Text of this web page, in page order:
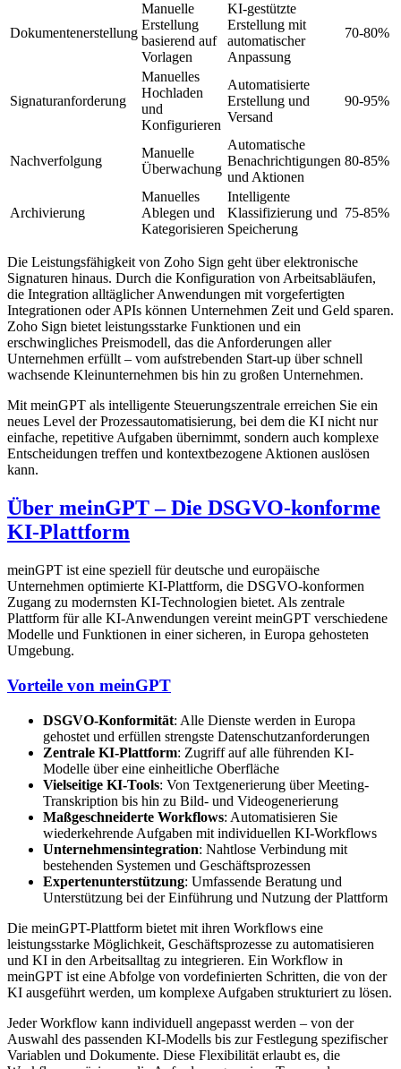
Dokumentenerstellung
Manuelle
Erstellung
basierend auf
Vorlagen
KI-gestützte
Erstellung mit
automatischer
Anpassung
70-80%
Signaturanforderung
Manuelles
Hochladen
und
Konfigurieren
Automatisierte
Erstellung und
Versand
90-95%
Nachverfolgung
Manuelle
Überwachung
Automatische
Benachrichtigungen
und Aktionen
80-85%
Archivierung
Manuelles
Ablegen und
Kategorisieren
Intelligente
Klassifizierung und
Speicherung
75-85%
Die Leistungsfähigkeit von Zoho Sign geht über elektronische
Signaturen hinaus. Durch die Konfiguration von Arbeitsabläufen,
die Integration alltäglicher Anwendungen mit vorgefertigten
Integrationen oder APIs können Unternehmen Zeit und Geld sparen.
Zoho Sign bietet leistungsstarke Funktionen und ein
erschwingliches Preismodell, das die Anforderungen aller
Unternehmen erfüllt – vom aufstrebenden Start-up über schnell
wachsende Kleinunternehmen bis hin zu großen Unternehmen.
Mit meinGPT als intelligente Steuerungszentrale erreichen Sie ein
neues Level der Prozessautomatisierung, bei dem die KI nicht nur
einfache, repetitive Aufgaben übernimmt, sondern auch komplexe
Entscheidungen treffen und kontextbezogene Aktionen auslösen
kann.
Über meinGPT – Die DSGVO-konforme
KI-Plattform
meinGPT ist eine speziell für deutsche und europäische
Unternehmen optimierte KI-Plattform, die DSGVO-konformen
Zugang zu modernsten KI-Technologien bietet. Als zentrale
Plattform für alle KI-Anwendungen vereint meinGPT verschiedene
Modelle und Funktionen in einer sicheren, in Europa gehosteten
Umgebung.
Vorteile von meinGPT
DSGVO-Konformität: Alle Dienste werden in Europa
gehostet und erfüllen strengste Datenschutzanforderungen
Zentrale KI-Plattform: Zugriff auf alle führenden KI-
Modelle über eine einheitliche Oberfläche
Vielseitige KI-Tools: Von Textgenerierung über Meeting-
Transkription bis hin zu Bild- und Videogenerierung
Maßgeschneiderte Workflows: Automatisieren Sie
wiederkehrende Aufgaben mit individuellen KI-Workflows
Unternehmensintegration: Nahtlose Verbindung mit
bestehenden Systemen und Geschäftsprozessen
Expertenunterstützung: Umfassende Beratung und
Unterstützung bei der Einführung und Nutzung der Plattform
Die meinGPT-Plattform bietet mit ihren Workflows eine
leistungsstarke Möglichkeit, Geschäftsprozesse zu automatisieren
und KI in den Arbeitsalltag zu integrieren. Ein Workflow in
meinGPT ist eine Abfolge von vordefinierten Schritten, die von der
KI ausgeführt werden, um komplexe Aufgaben strukturiert zu lösen.
Jeder Workflow kann individuell angepasst werden – von der
Auswahl des passenden KI-Modells bis zur Festlegung spezifischer
Variablen und Dokumente. Diese Flexibilität erlaubt es, die